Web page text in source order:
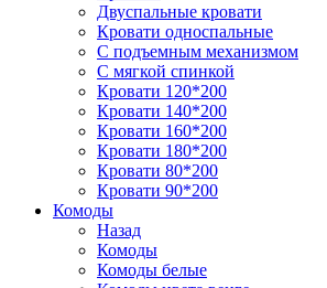
Двуспальные кровати
Кровати односпальные
С подъемным механизмом
С мягкой спинкой
Кровати 120*200
Кровати 140*200
Кровати 160*200
Кровати 180*200
Кровати 80*200
Кровати 90*200
Комоды
Назад
Комоды
Комоды белые